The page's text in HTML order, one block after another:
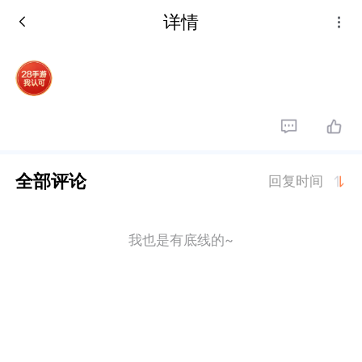
详情
全部评论 回复时间
我也是有底线的~